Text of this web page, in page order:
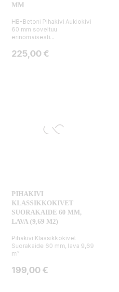
MM
HB-Betoni Pihakivi Aukiokivi
60 mm soveltuu
erinomaisesti...
Hinta
225,00 €
PIHAKIVI
KLASSIKKOKIVET
SUORAKAIDE 60 MM,
LAVA (9,69 M2)
Pihakivi Klassikkokivet
Suorakaide 60 mm, lava 9,69
m²
Hinta
199,00 €